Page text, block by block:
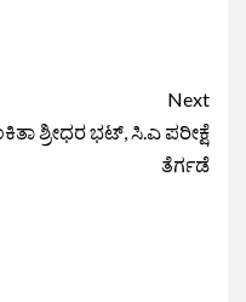
Next
ಶ್ರೀಧರ ಭಟ್, ಸಿ.ಎ ಪರೀಕ್ಷೆ
ತೆರ್ಗಡೆ